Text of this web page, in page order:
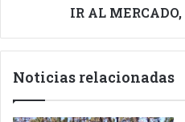
IR AL
Noticias relacionadas